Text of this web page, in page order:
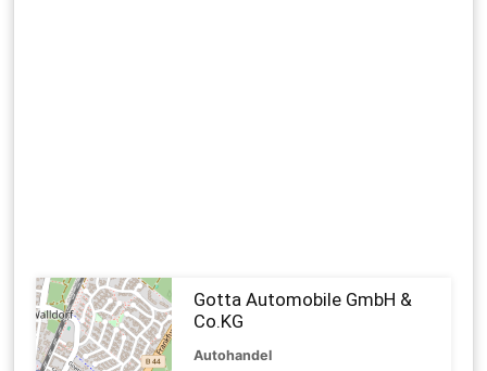
Gotta Automobile GmbH &
Co.KG
Autohandel